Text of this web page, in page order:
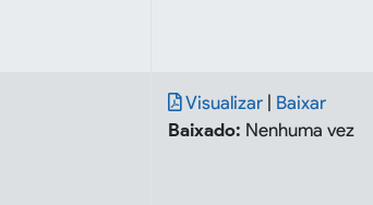
Visualizar
Baixar
Baixado: Nenhuma vez